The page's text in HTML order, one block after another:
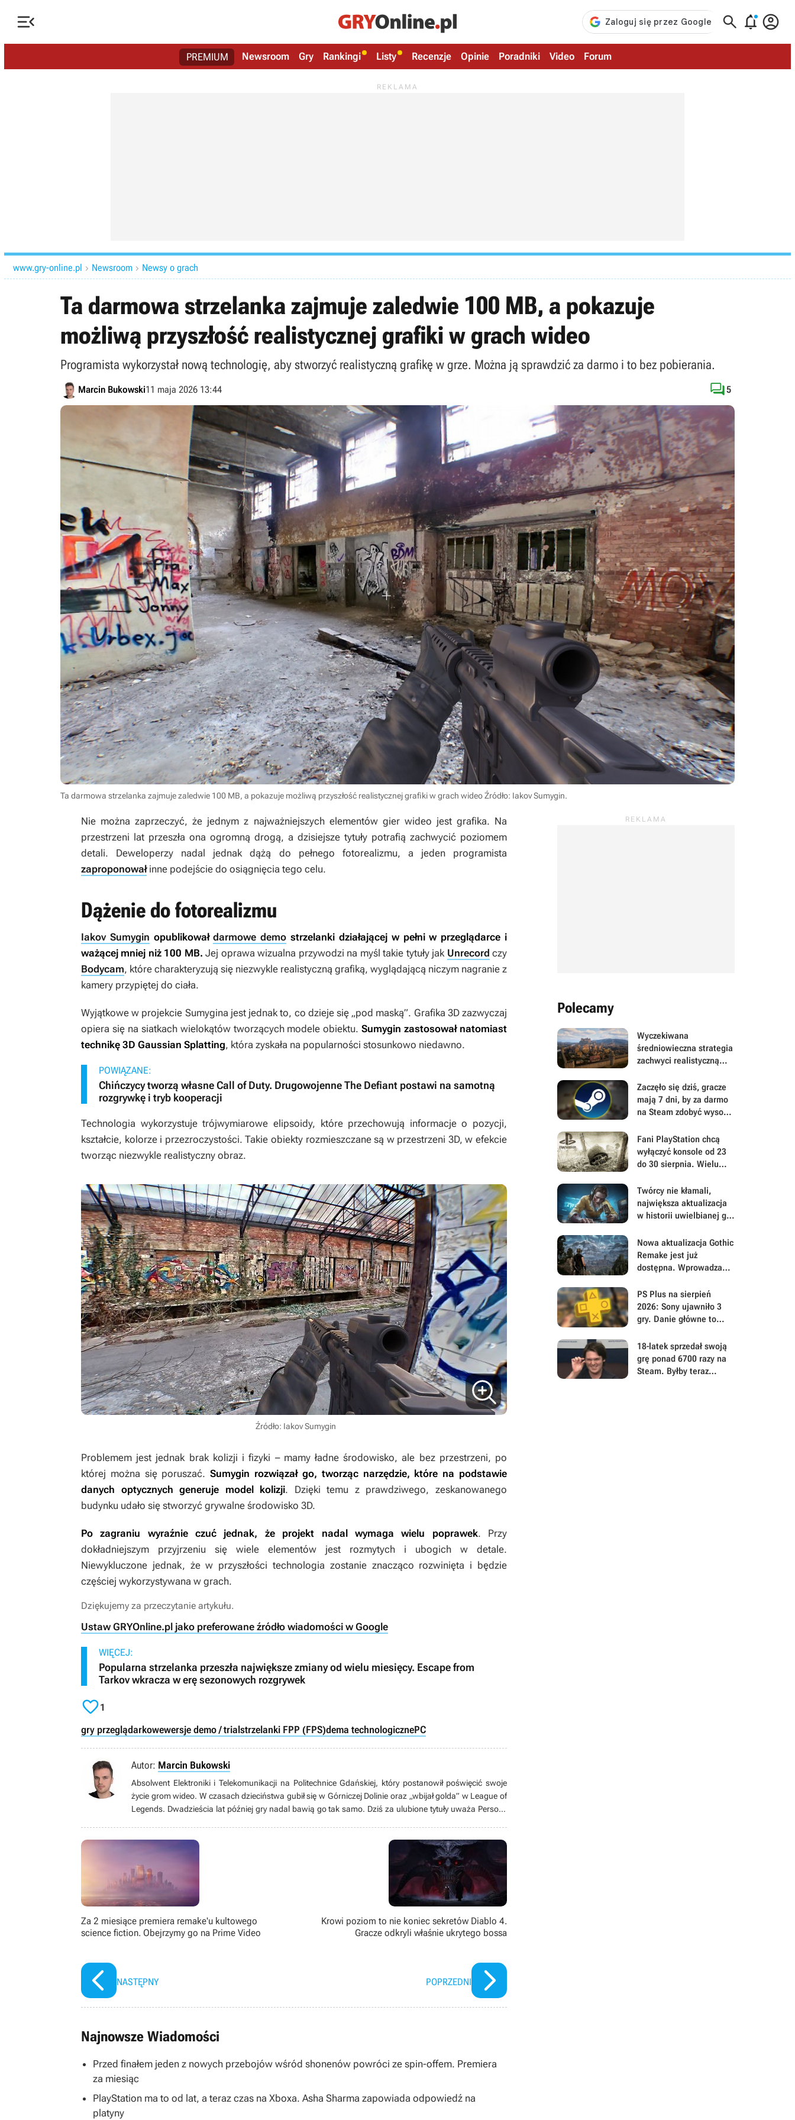
   
PREMIUM Newsroom Gry Rankingi Listy Recenzje Opinie Poradniki Video Forum
www.gry-online.pl  Newsroom  Newsy o grach
Ta darmowa strzelanka zajmuje zaledwie 100 MB, a pokazuje
możliwą przyszłość realistycznej grafiki w grach wideo
Programista wykorzystał nową technologię, aby stworzyć realistyczną grafikę w grze. Można ją sprawdzić za darmo i to bez pobierania.
Marcin Bukowski11 maja 2026 13:44 5
Ta darmowa strzelanka zajmuje zaledwie 100 MB, a pokazuje możliwą przyszłość realistycznej grafiki w grach wideoŹródło: Iakov Sumygin.
Nie można zaprzeczyć, że jednym z najważniejszych elementów gier wideo jest grafika. Na
przestrzeni lat przeszła ona ogromną drogą, a dzisiejsze tytuły potrafią zachwycić poziomem
detali. Deweloperzy nadal jednak dążą do pełnego fotorealizmu, a jeden programista
zaproponowałinne podejście do osiągnięcia tego celu.
Dążenie do fotorealizmu
Iakov Sumygin opublikowałdarmowe demo strzelanki działającej w pełni w przeglądarce i
ważącej mniej niż 100 MB. Jej oprawa wizualna przywodzi na myśl takie tytuły jak Unrecord czy
Bodycam, które charakteryzują się niezwykle realistyczną grafiką, wyglądającą niczym nagranie z
kamery przypiętej do ciała.
Wyjątkowe w projekcie Sumygina jest jednak to, co dzieje się „pod maską”. Grafika 3D zazwyczaj
opiera się na siatkach wielokątów tworzących modele obiektu.Sumygin zastosował natomiast
technikę 3D Gaussian Splatting, która zyskała na popularności stosunkowo niedawno.
POWIĄZANE:
Chińczycy tworzą własne Call of Duty. Drugowojenne The Defiant postawi na samotną
rozgrywkę i tryb kooperacji
Technologia wykorzystuje trójwymiarowe elipsoidy, które przechowują informacje o pozycji,
kształcie, kolorze i przezroczystości. Takie obiekty rozmieszczane są w przestrzeni 3D, w efekcie
tworząc niezwykle realistyczny obraz.
Źródło: Iakov Sumygin
Problemem jest jednak brak kolizji i fizyki – mamy ładne środowisko, ale bez przestrzeni, po
której można się poruszać.Sumygin rozwiązał go, tworząc narzędzie, które na podstawie
danych optycznych generuje model kolizji. Dzięki temu z prawdziwego, zeskanowanego
budynku udało się stworzyć grywalne środowisko 3D.
Po zagraniu wyraźnie czuć jednak, że projekt nadal wymaga wielu poprawek. Przy
dokładniejszym przyjrzeniu się wiele elementów jest rozmytych i ubogich w detale.
Niewykluczone jednak, że w przyszłości technologia zostanie znacząco rozwinięta i będzie
częściej wykorzystywana w grach.
Dziękujemy za przeczytanie artykułu.
Ustaw GRYOnline.pl jako preferowane źródło wiadomości w Google
WIĘCEJ:
Popularna strzelanka przeszła największe zmiany od wielu miesięcy. Escape from
Tarkov wkracza w erę sezonowych rozgrywek
1
gry przeglądarkowewersje demo / trialstrzelanki FPP (FPS)dema technologicznePC
Autor: Marcin Bukowski
Absolwent Elektroniki i Telekomunikacji na Politechnice Gdańskiej, który postanowił poświęcić swoje
życie grom wideo. W czasach dzieciństwa gubił się w Górniczej Dolinie oraz „wbijał golda” w League of
Legends. Dwadzieścia lat później gry nadal bawią go tak samo. Dziś za ulubione tytuły uważa Persony
czas na oglądaniu filmów i seriali (głównie tych animowanych).
Za 2 miesiące premiera remake'u kultowego
science fiction. Obejrzymy go na Prime Video
NASTĘPNY
Krowi poziom to nie koniec sekretów Diablo 4.
Gracze odkryli właśnie ukrytego bossa
POPRZEDNI
Najnowsze Wiadomości
Przed finałem jeden z nowych przebojów wśród shonenów powróci ze spin-offem. Premiera
za miesiąc
PlayStation ma to od lat, a teraz czas na Xboxa. Asha Sharma zapowiada odpowiedź na
platyny
Polecamy
Wyczekiwana
średniowieczna strategia
zachwyci realistyczną
ryzyko może zapewnić
dużą przewagę w The
Guild: Europa 1410
Zaczęło się dziś, gracze
mają 7 dni, by za darmo
na Steam zdobyć wysoko
postapokaliptyczną
strzelankę
Fani PlayStation chcą
wyłączyć konsole od 23
do 30 sierpnia. Wielu
powodzenie akcji
Twórcy nie kłamali,
największa aktualizacja
w historii uwielbianej gry
jest gigantyczna. Build
42 ulepsza Project
Zomboid w każdym calu
Nowa aktualizacja Gothic
Remake jest już
dostępna. Wprowadza
usuwa irytujące błędy
psujące zadania
PS Plus na sierpień
2026: Sony ujawniło 3
gry. Danie główne to
hit z otwartym światem
18-latek sprzedał swoją
grę ponad 6700 razy na
Steam. Byłby teraz